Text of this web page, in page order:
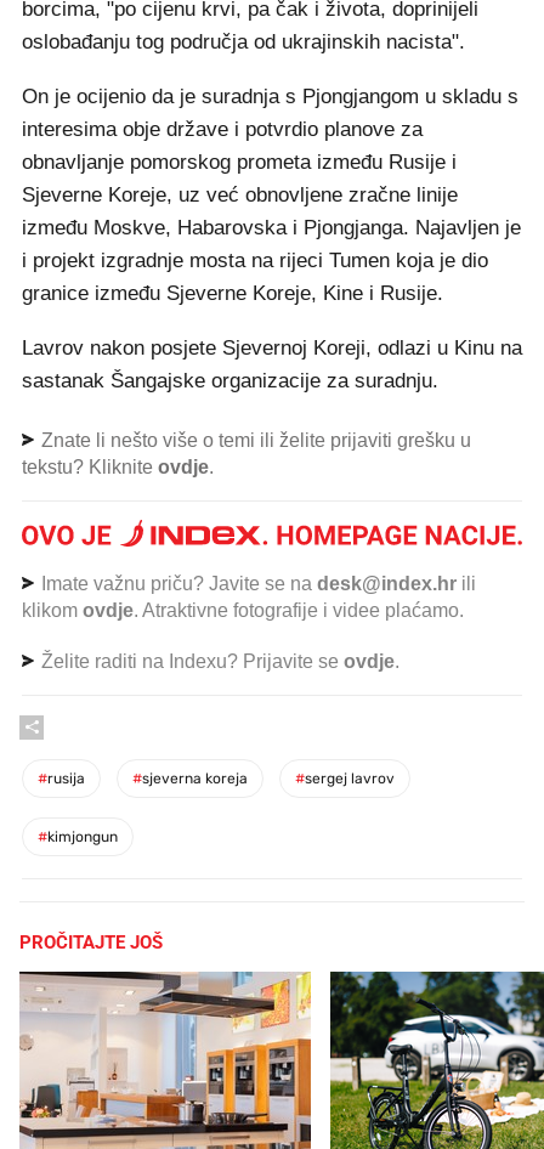
borcima, "po cijenu krvi, pa čak i života, doprinijeli
oslobađanju tog područja od ukrajinskih nacista".
On je ocijenio da je suradnja s Pjongjangom u skladu s
interesima obje države i potvrdio planove za
obnavljanje pomorskog prometa između Rusije i
Sjeverne Koreje, uz već obnovljene zračne linije
između Moskve, Habarovska i Pjongjanga. Najavljen je
i projekt izgradnje mosta na rijeci Tumen koja je dio
granice između Sjeverne Koreje, Kine i Rusije.
Lavrov nakon posjete Sjevernoj Koreji, odlazi u Kinu na
sastanak Šangajske organizacije za suradnju.
Znate li nešto više o temi ili želite prijaviti grešku u
tekstu? Kliknite ovdje.
Imate važnu priču? Javite se na desk@index.hr ili
klikom ovdje. Atraktivne fotografije i videe plaćamo.
Želite raditi na Indexu? Prijavite se ovdje.
#rusija #sjeverna koreja #sergej lavrov
#kimjongun
PROČITAJTE JOŠ